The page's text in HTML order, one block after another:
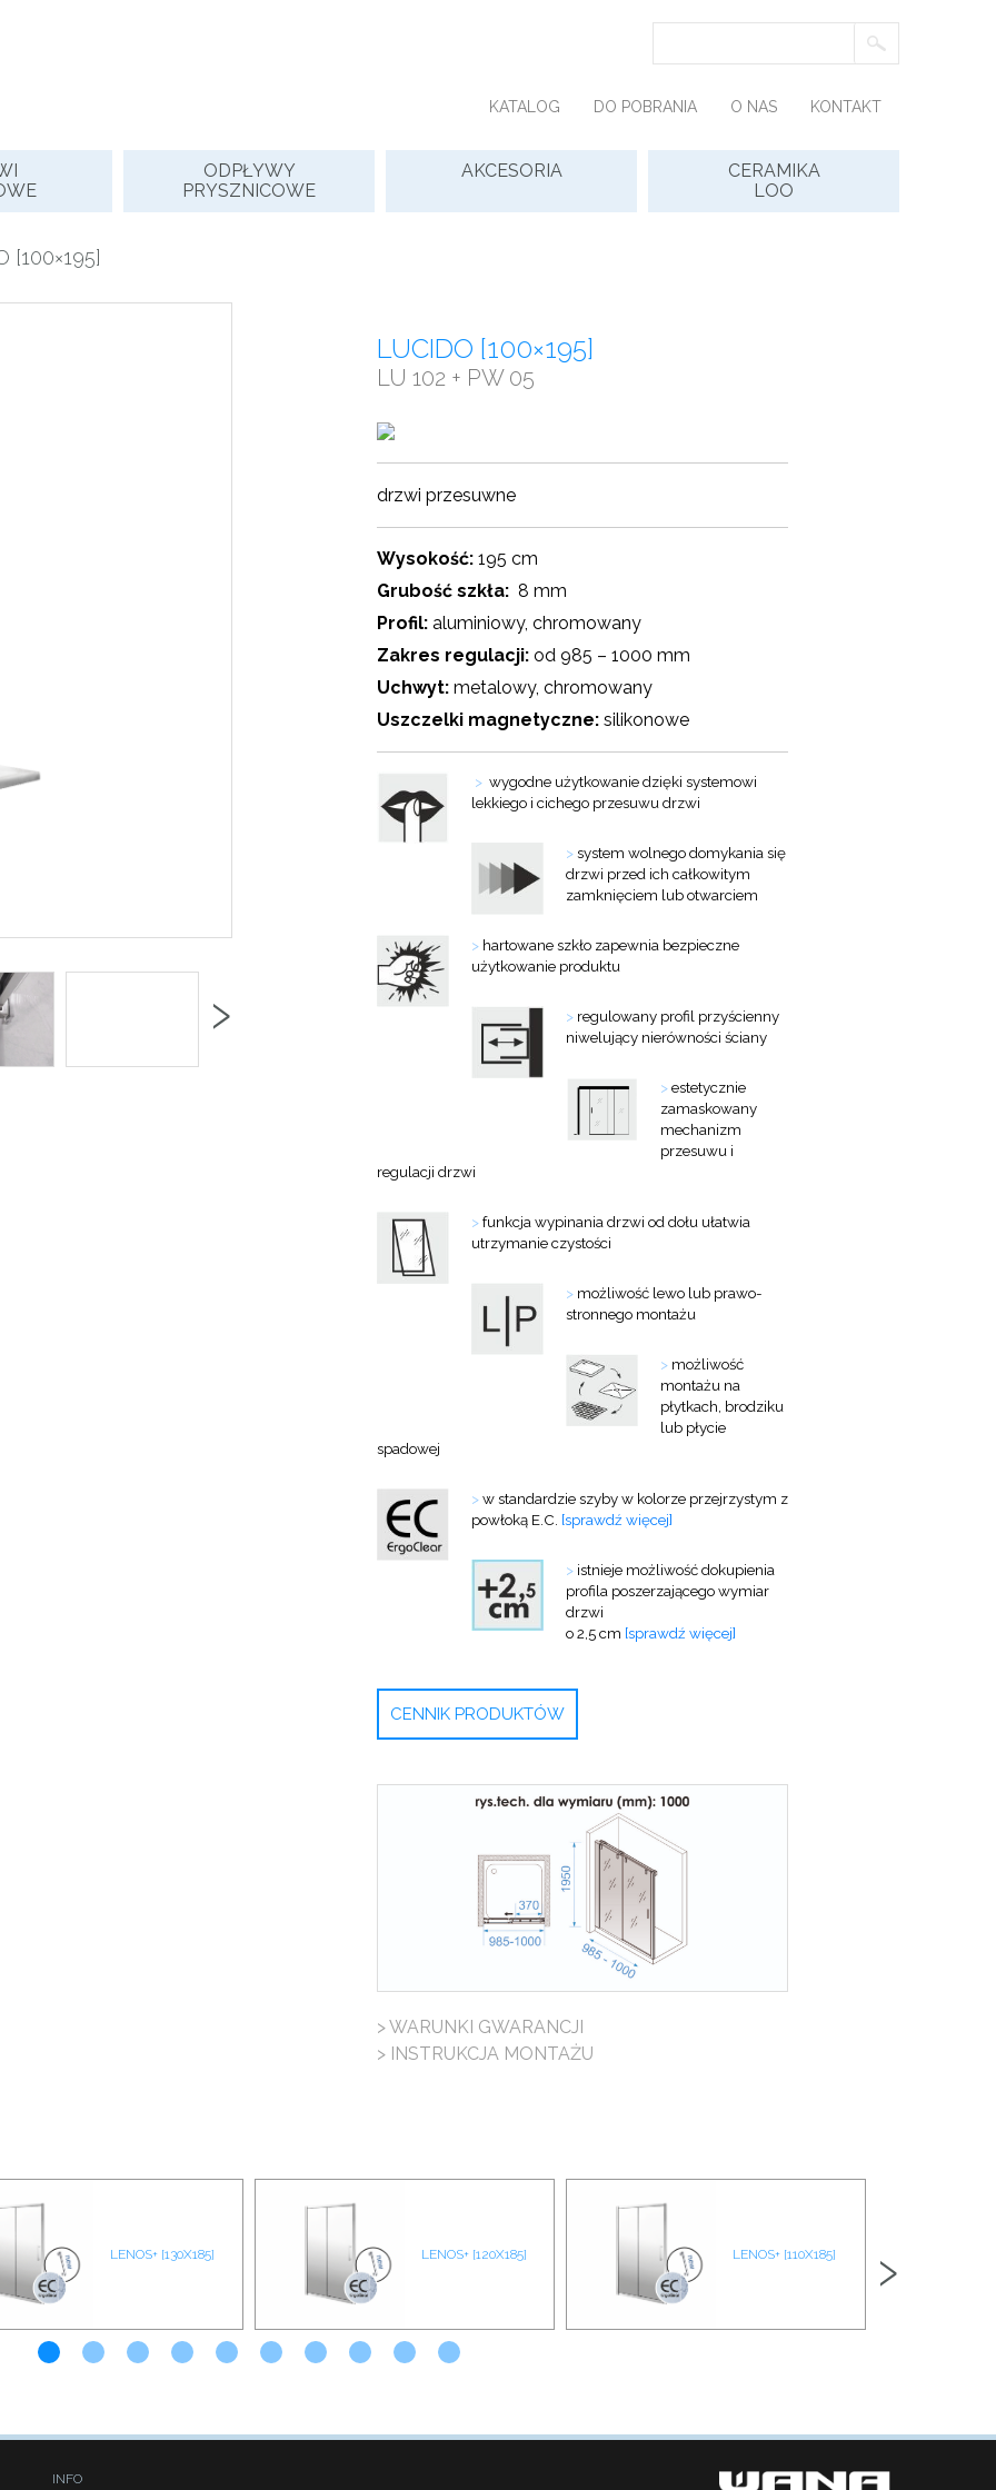
KATALOG DO POBRANIA O NAS KONTAKT
ODPŁYWY
PRYSZNICOWE
AKCESORIA
CERAMIKA
LOO
[100×195]
›
LUCIDO [100×195]
LU 102 + PW 05
drzwi przesuwne
Wysokość: 195 cm
Grubość szkła: 8 mm
Profil: aluminiowy, chromowany
Zakres regulacji: od 985 – 1000 mm
Uchwyt: metalowy, chromowany
Uszczelki magnetyczne: silikonowe
> wygodne użytkowanie dzięki systemowi
lekkiego i cichego przesuwu drzwi
>system wolnego domykania się
drzwi przed ich całkowitym
zamknięciem lub otwarciem
> hartowane szkło zapewnia bezpieczne
użytkowanie produktu
> regulowany profil przyścienny
niwelujący nierówności ściany
>estetycznie
zamaskowany
mechanizm
przesuwu i
regulacji drzwi
>funkcja wypinania drzwi od dołu ułatwia
utrzymanie czystości
> możliwość lewo lub prawo-
stronnego montażu
> możliwość
montażu na
płytkach, brodziku
lub płycie
spadowej
>w standardzie szyby w kolorze przejrzystym z
powłoką E.C. [sprawdź więcej]
> istnieje możliwość dokupienia
profila poszerzającego wymiar
drzwi
o 2,5 cm [sprawdź więcej]
CENNIK PRODUKTÓW
> WARUNKI GWARANCJI
> INSTRUKCJA MONTAŻU
LENOS+ [130X185] LENOS+ [120X185] LENOS+ [110X185] ›
INFO